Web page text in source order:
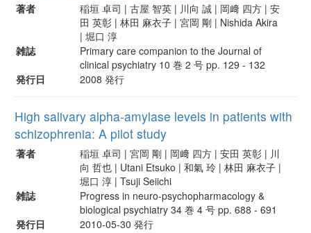
著者
稲垣 卓司 | 古屋 智英 | 川向 誠 | 岡﨑 四方 | 安
田 英彰 | 林田 麻衣子 | 宮岡 剛 | Nishida Akira
| 堀口 淳
雑誌
Primary care companion to the Journal of
clinical psychiatry 10 巻 2 号 pp. 129 - 132
発行日
2008 発行
High salivary alpha-amylase levels in patients with
schizophrenia: A pilot study
著者
稲垣 卓司 | 宮岡 剛 | 岡﨑 四方 | 安田 英彰 | 川
向 哲也 | Utani Etsuko | 和氣 玲 | 林田 麻衣子 |
堀口 淳 | Tsuji Seiichi
雑誌
Progress in neuro-psychopharmacology &
biological psychiatry 34 巻 4 号 pp. 688 - 691
発行日
2010-05-30 発行